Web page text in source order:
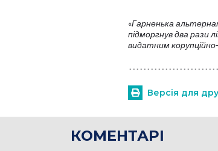
«Гарненька
підморгнув два рази
видатним
Версія для
КОМЕНТАРІ